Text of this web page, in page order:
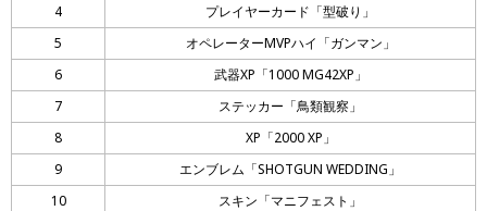
4
プレイヤーカード「型破り」
5
オペレーターMVPハイ「ガンマン」
6
武器XP「1000 MG42XP」
7
ステッカー「鳥類観察」
8
XP「2000 XP」
9
エンブレム「SHOTGUN WEDDING」
10
スキン「マニフェスト」